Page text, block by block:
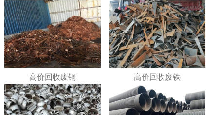
高价回收废铜 高价回收废铁